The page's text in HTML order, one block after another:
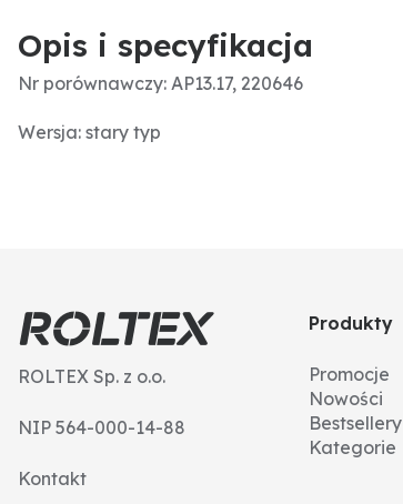
Opis i specyfikacja
Nr porównawczy: AP13.17, 220646
Wersja: stary typ
ROLTEX Sp. z o.o.
NIP 564-000-14-88
Kontakt
Produkty
Promocje
Nowości
Bestsellery
Kategorie